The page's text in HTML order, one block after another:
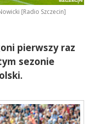
[Radio Szczecin]
pierwszy raz
sezonie